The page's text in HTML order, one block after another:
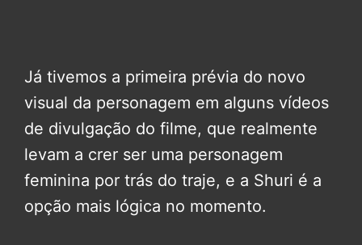
Já tivemos a primeira prévia do novo
visual da personagem em alguns vídeos
de divulgação do filme, que realmente
levam a crer ser uma personagem
feminina por trás do traje, e a Shuri é a
opção mais lógica no momento.